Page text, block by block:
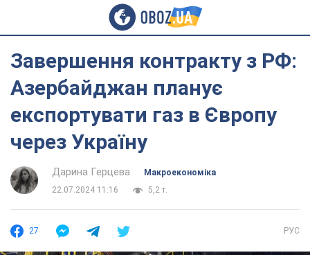
Завершення контракту з РФ:
Азербайджан планує
експортувати газ в Європу
через Україну
Дарина Герцева
Mакроекономіка
22.07.2024 11:16
5,2 т.
27 РУС